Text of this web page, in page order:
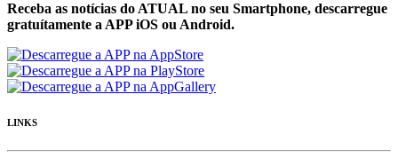
Receba as notícias do ATUAL no seu Smartphone, descarregue
gratuítamente a APP iOS ou Android.
LINKS